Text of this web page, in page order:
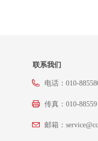
电话： 010-
传真： 010-
邮箱：
联系我们